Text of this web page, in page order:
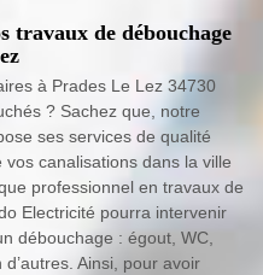
travaux de débouchage
à Prades Le Lez 34730
? Sachez que, notre
ses services de qualité
vos canalisations dans la ville
professionnel en travaux de
Electricité pourra intervenir
débouchage : égout, WC,
Ainsi, pour avoir